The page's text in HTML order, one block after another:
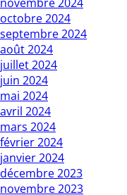
octobre 2024
septembre 2024
août 2024
juillet 2024
juin 2024
mai 2024
avril 2024
mars 2024
février 2024
janvier 2024
décembre 2023
novembre 2023